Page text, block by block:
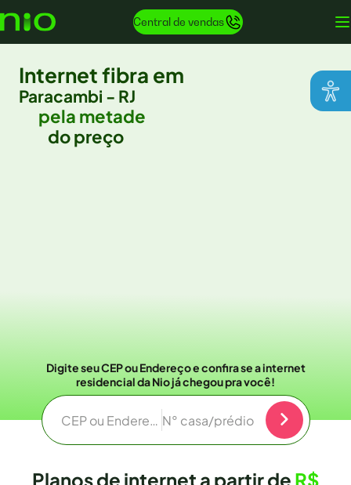
Central de vendas
Internet fibra em
Paracambi - RJ
pela metade
do preço
Digite seu CEP ou Endereço e confira se a internet
residencial da Nio já chegou pra você!
CEP ou EndereçoN° casa/prédio
Planos de internet a partir de R$